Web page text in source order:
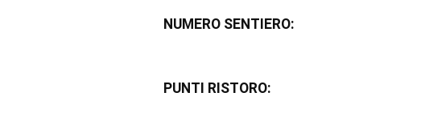
NUMERO SENTIERO:
PUNTI RISTORO: